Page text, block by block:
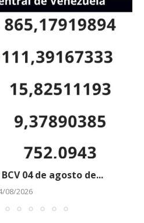
04 de agosto de...
08/2026